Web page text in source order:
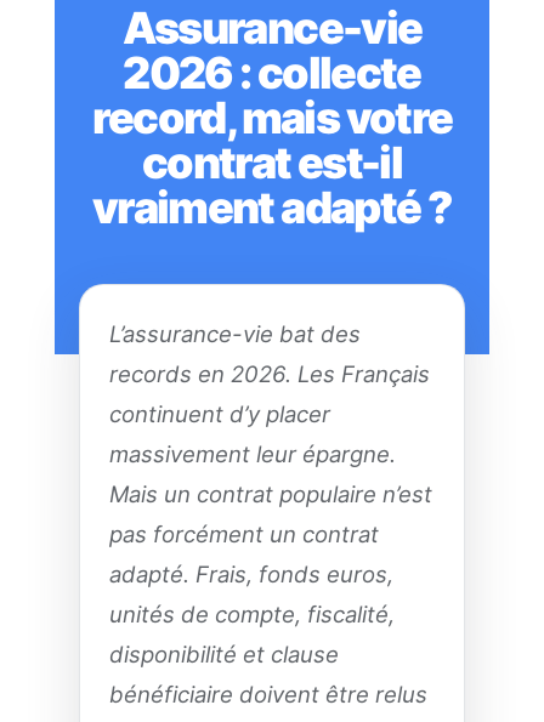
Assurance-vie
2026 : collecte
record, mais votre
contrat est-il
vraiment adapté ?
L’assurance-vie bat des
records en 2026. Les Français
continuent d’y placer
massivement leur épargne.
Mais un contrat populaire n’est
pas forcément un contrat
adapté. Frais, fonds euros,
unités de compte, fiscalité,
disponibilité et clause
bénéficiaire doivent être relus